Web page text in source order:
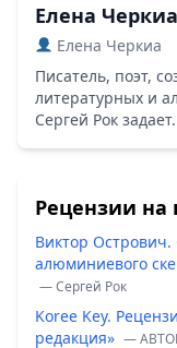
Елена Черкиа
Елена Черкиа
Писатель, поэт,
литературных и
Сергей Рок
Рецензии на
Виктор Острович.
алюминиевого
— Сергей Рок
Koree Key.
редакция» —